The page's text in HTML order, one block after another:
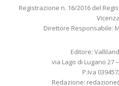
Registrazione n. 16/2016 del
Vicenza
Direttore Responsabile:
Editore:
via Lago di Lugano 27
P.Iva
Redazione: